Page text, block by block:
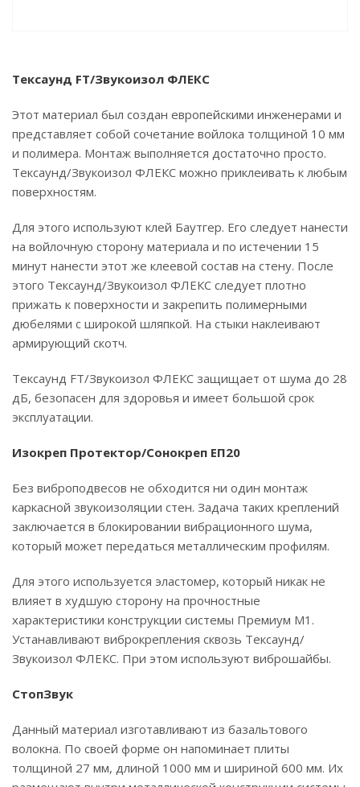
Тексаунд FT/Звукоизол ФЛЕКС
Этот материал был создан европейскими инженерами и
представляет собой сочетание войлока толщиной 10 мм
и полимера. Монтаж выполняется достаточно просто.
Тексаунд/Звукоизол ФЛЕКС можно приклеивать к любым
поверхностям.
Для этого используют клей Баутгер. Его следует нанести
на войлочную сторону материала и по истечении 15
минут нанести этот же клеевой состав на стену. После
этого Тексаунд/Звукоизол ФЛЕКС следует плотно
прижать к поверхности и закрепить полимерными
дюбелями с широкой шляпкой. На стыки наклеивают
армирующий скотч.
Тексаунд FT/Звукоизол ФЛЕКС защищает от шума до 28
дБ, безопасен для здоровья и имеет большой срок
эксплуатации.
Изокреп Протектор/Сонокреп ЕП20
Без виброподвесов не обходится ни один монтаж
каркасной звукоизоляции стен. Задача таких креплений
заключается в блокировании вибрационного шума,
который может передаться металлическим профилям.
Для этого используется эластомер, который никак не
влияет в худшую сторону на прочностные
характеристики конструкции системы Премиум М1.
Устанавливают виброкрепления сквозь Тексаунд/
Звукоизол ФЛЕКС. При этом используют виброшайбы.
СтопЗвук
Данный материал изготавливают из базальтового
волокна. По своей форме он напоминает плиты
толщиной 27 мм, длиной 1000 мм и шириной 600 мм. Их